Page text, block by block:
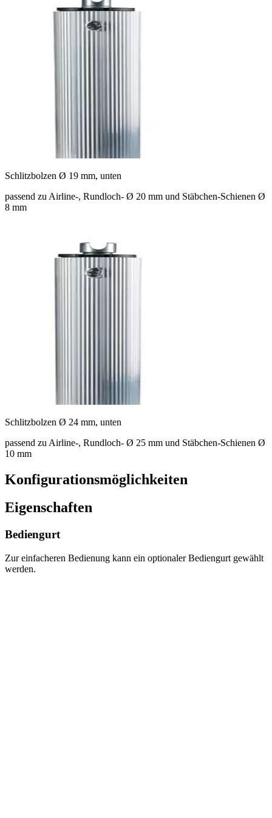
Schlitzbolzen Ø 19 mm, unten
passend zu Airline-, Rundloch- Ø 20 mm und Stäbchen-Schienen Ø
8 mm
Schlitzbolzen Ø 24 mm, unten
passend zu Airline-, Rundloch- Ø 25 mm und Stäbchen-Schienen Ø
10 mm
Konfigurationsmöglichkeiten
Eigenschaften
Bediengurt
Zur einfacheren Bedienung kann ein optionaler Bediengurt gewählt
werden.